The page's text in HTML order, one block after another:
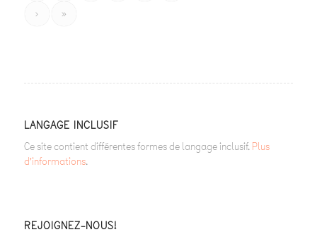
› »
LANGAGE INCLUSIF
Ce site contient différentes formes de langage inclusif. Plus
d’informations.
REJOIGNEZ-NOUS!